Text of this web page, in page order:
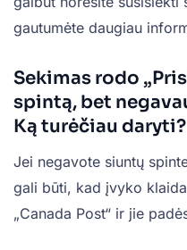
gautumėte daugiau
Sekimas rodo
spintą, bet
Ką turėčiau daryti?
Jei negavote siuntų
gali būti, kad įvyko
„Canada Post“ ir jie